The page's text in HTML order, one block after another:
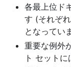
各最上位ド
す (それぞ
となってい
重要な例外
ト セット